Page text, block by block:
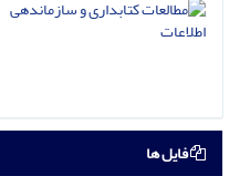
فایل ها